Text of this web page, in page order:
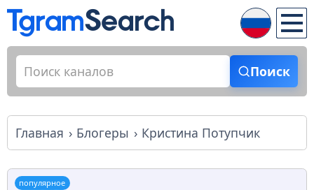
Поиск
Главная Блогеры Кристина Потупчик
популярное